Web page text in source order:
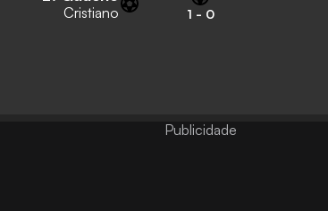
Cristiano 1 - 0
Publicidade